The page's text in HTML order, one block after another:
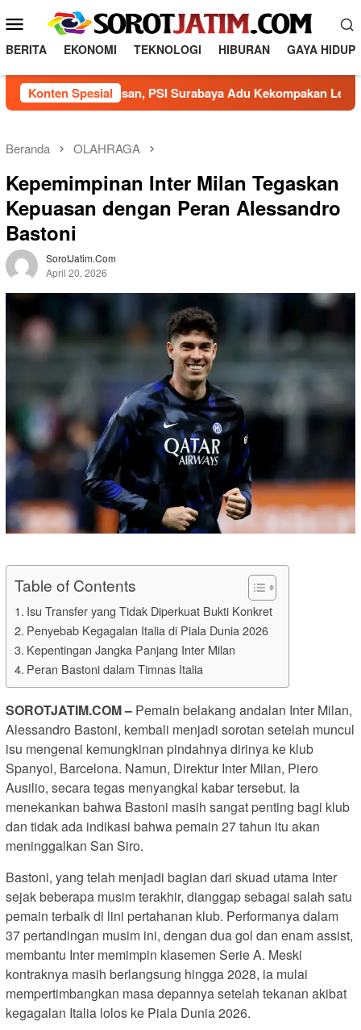
o
a
e
u
M
b
l
e
BERITA EKONOMI TEKNOLOGI HIBURAN GAYA HIDUP
Konten Spesial
Agustusan, PSI Surabaya Adu Kekompakan Lewat
Beranda OLAHRAGA
Kepemimpinan Inter Milan Tegaskan
Kepuasan dengan Peran Alessandro
Bastoni
SorotJatim.com
April 20, 2026
Table of Contents
Isu Transfer yang Tidak Diperkuat Bukti Konkret
Penyebab Kegagalan Italia di Piala Dunia 2026
Kepentingan Jangka Panjang Inter Milan
Peran Bastoni dalam Timnas Italia
SOROTJATIM.COM – Pemain belakang andalan Inter Milan,
Alessandro Bastoni, kembali menjadi sorotan setelah muncul
isu mengenai kemungkinan pindahnya dirinya ke klub
Spanyol, Barcelona. Namun, Direktur Inter Milan, Piero
Ausilio, secara tegas menyangkal kabar tersebut. Ia
menekankan bahwa Bastoni masih sangat penting bagi klub
dan tidak ada indikasi bahwa pemain 27 tahun itu akan
meninggalkan San Siro.
Bastoni, yang telah menjadi bagian dari skuad utama Inter
sejak beberapa musim terakhir, dianggap sebagai salah satu
pemain terbaik di lini pertahanan klub. Performanya dalam
37 pertandingan musim ini, dengan dua gol dan enam assist,
membantu Inter memimpin klasemen Serie A. Meski
kontraknya masih berlangsung hingga 2028, ia mulai
mempertimbangkan masa depannya setelah tekanan akibat
kegagalan Italia lolos ke Piala Dunia 2026.